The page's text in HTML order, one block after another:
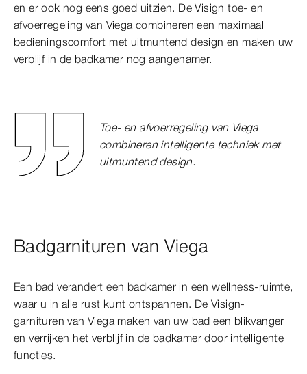
en er ook nog eens goed uitzien. De Visign toe- en
afvoerregeling van Viega combineren een maximaal
bedieningscomfort met uitmuntend design en maken uw
verblijf in de badkamer nog aangenamer.
Toe- en afvoerregeling van Viega
combineren intelligente techniek met
uitmuntend design.
Badgarnituren van Viega
Een bad verandert een badkamer in een wellness-ruimte,
waar u in alle rust kunt ontspannen. De Visign-
garnituren van Viega maken van uw bad een blikvanger
en verrijken het verblijf in de badkamer door intelligente
functies.